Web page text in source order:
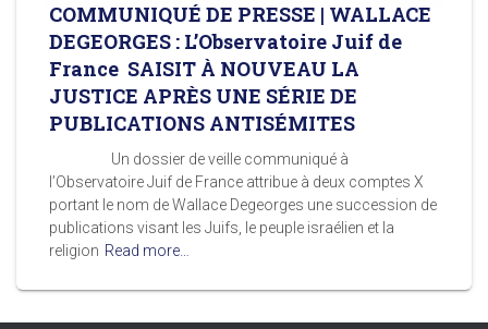
COMMUNIQUÉ DE PRESSE | WALLACE
DEGEORGES : L’Observatoire Juif de
France SAISIT À NOUVEAU LA
JUSTICE APRÈS UNE SÉRIE DE
PUBLICATIONS ANTISÉMITES
Un dossier de veille communiqué à
l’Observatoire Juif de France attribue à deux comptes X
portant le nom de Wallace Degeorges une succession de
publications visant les Juifs, le peuple israélien et la
religion Read more…